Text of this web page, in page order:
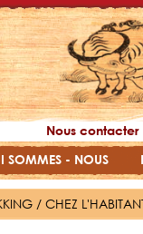
Nous contacter
SOMMES - NOUS
/ CHEZ